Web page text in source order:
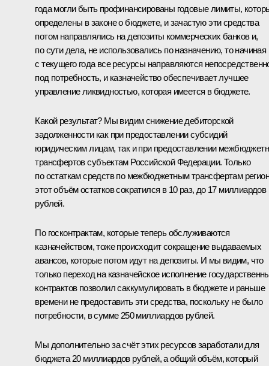
года могли быть профинансированы годовые лимиты,
определены в законе о бюджете, и зачастую эти средства
потом направлялись на депозиты коммерческих банков и,
по сути дела, не использовались по назначению, то начиная
с текущего года все ресурсы направляются
под потребность, и казначейство обеспечивает лучшее
управление ликвидностью, которая имеется в бюджете.
Какой результат? Мы видим снижение дебиторской
задолженности как при предоставлении субсидий
юридическим лицам, так и при предоставлении
трансфертов субъектам Российской Федерации. Только
по остаткам средств по межбюджетным трансфертам
этот объём остатков сократился в 10 раз, до 17 миллиардов
рублей.
По госконтрактам, которые теперь обслуживаются
казначейством, тоже происходит сокращение выдаваемых
авансов, которые потом идут на депозиты. И мы видим, что
только переход на казначейское исполнение
контрактов позволил саккумулировать в бюджете и раньше
времени не предоставить эти средства, поскольку не было
потребности, в сумме 250 миллиардов рублей.
Мы дополнительно за счёт этих ресурсов заработали для
бюджета 20 миллиардов рублей, а общий объём, который